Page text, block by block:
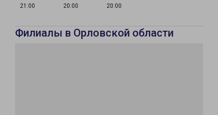
21:00
20:00
20:00
Филиалы в Орловской области